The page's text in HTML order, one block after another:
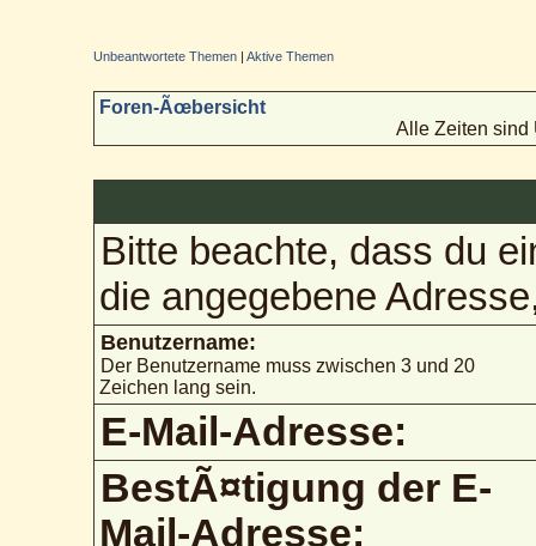
Unbeantwortete Themen |Aktive Themen
Foren-Ãœbersicht
Alle Zeiten sind
Bitte beachte, dass du
die angegebene
Benutzername:
Der Benutzername muss zwischen 3 und 20
Zeichen lang sein.
E-Mail-Adresse:
BestÃ¤tigung der E-
Mail-Adresse: